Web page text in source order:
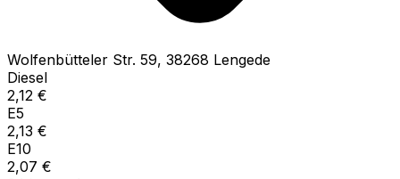
Wolfenbütteler Str. 59, 38268 Lengede
Diesel
2,12 €
E5
2,13 €
E10
2,07 €